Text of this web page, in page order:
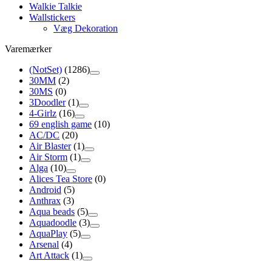
Walkie Talkie
Wallstickers
Væg Dekoration
Varemærker
(NotSet) (1286)
30MM (2)
30MS (0)
3Doodler (1)
4-Girlz (16)
69 english game (10)
AC/DC (20)
Air Blaster (1)
Air Storm (1)
Alga (10)
Alices Tea Store (0)
Android (5)
Anthrax (3)
Aqua beads (5)
Aquadoodle (3)
AquaPlay (5)
Arsenal (4)
Art Attack (1)